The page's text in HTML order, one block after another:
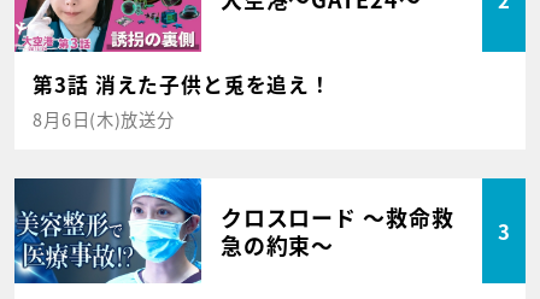
第3話 消えた子供と兎を追え！
8月6日(木)放送分
クロスロード ～救命救
急の約束～
3